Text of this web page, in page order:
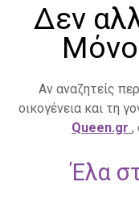
Δεν
Μόνο
Αν αναζητείς
οικογένεια και τη
Queen.gr ,
Έλα